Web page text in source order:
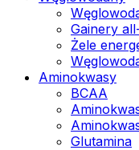
Gainery
Żele
Aminokwasy
BCAA
Glutamina